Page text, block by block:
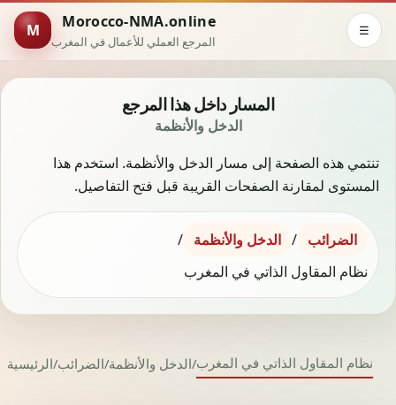
M Morocco-NMA.online
المرجع العملي للأعمال في المغرب
☰
المسار داخل هذا المرجع
الدخل والأنظمة
تنتمي هذه الصفحة إلى مسار الدخل والأنظمة. استخدم هذا
المستوى لمقارنة الصفحات القريبة قبل فتح التفاصيل.
الضرائب / الدخل والأنظمة
/
نظام المقاول الذاتي في المغرب
الرئيسية/الضرائب/الدخل والأنظمة/نظام المقاول الذاتي في المغرب